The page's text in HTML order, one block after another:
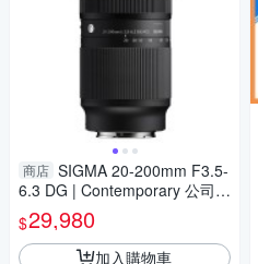
商店 SIGMA 20-200mm F3.5-
6.3 DG | Contemporary 公司貨
E接環 飛羽 追星 棒球 必備
$29,980
加入購物車